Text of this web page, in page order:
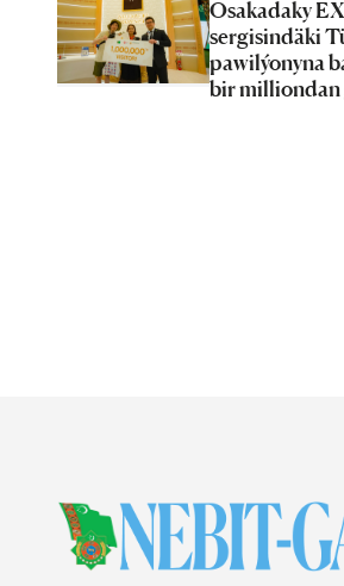
Osakadaky
sergisindäki
pawilýonyna
bir milliondan